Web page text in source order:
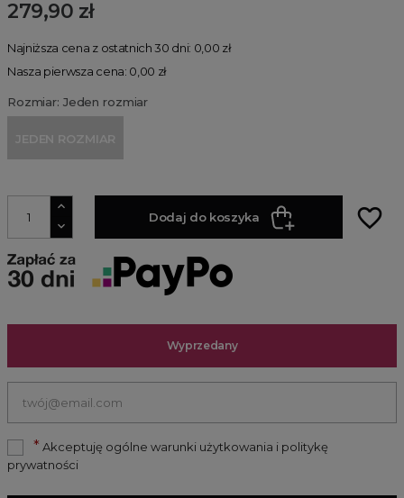
279,90 zł
Najniższa cena z ostatnich 30 dni: 0,00 zł
Nasza pierwsza cena: 0,00 zł
Rozmiar: Jeden rozmiar
JEDEN ROZMIAR
Dodaj do koszyka favorite_border
Wyprzedany
* Akceptuję ogólne warunki użytkowania i politykę
prywatności